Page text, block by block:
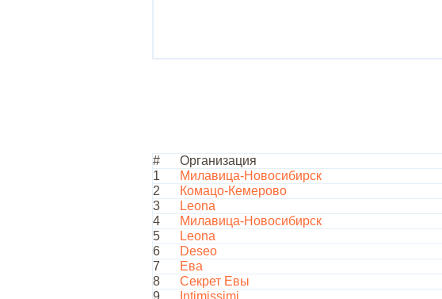
# Организация
1
Милавица-Новосибирск
2
Комацо-Кемерово
3
Leona
4
Милавица-Новосибирск
5
Leona
6
Deseo
7
Ева
8
Секрет Евы
9
Intimissimi